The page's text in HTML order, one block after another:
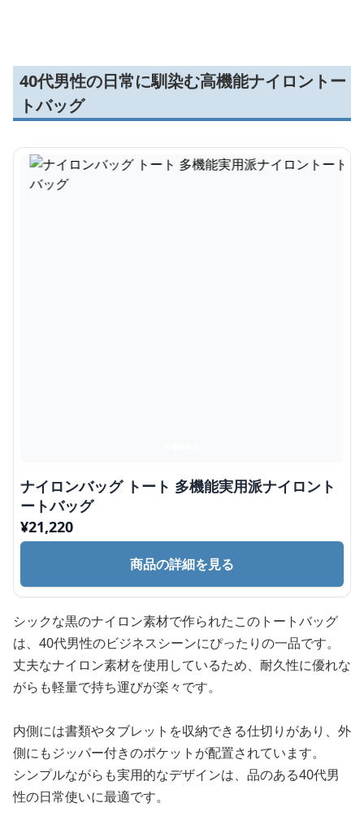
40代男性の日常に馴染む高機能ナイロントー
トバッグ
ナイロンバッグ トート 多機能実用派ナイロント
ートバッグ
¥21,220
商品の詳細を見る
シックな黒のナイロン素材で作られたこのトートバッグ
は、40代男性のビジネスシーンにぴったりの一品です。
丈夫なナイロン素材を使用しているため、耐久性に優れな
がらも軽量で持ち運びが楽々です。
内側には書類やタブレットを収納できる仕切りがあり、外
側にもジッパー付きのポケットが配置されています。
シンプルながらも実用的なデザインは、品のある40代男
性の日常使いに最適です。